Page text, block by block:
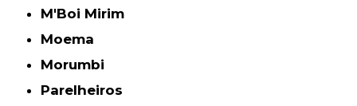
M'Boi Mirim
Moema
Morumbi
Parelheiros